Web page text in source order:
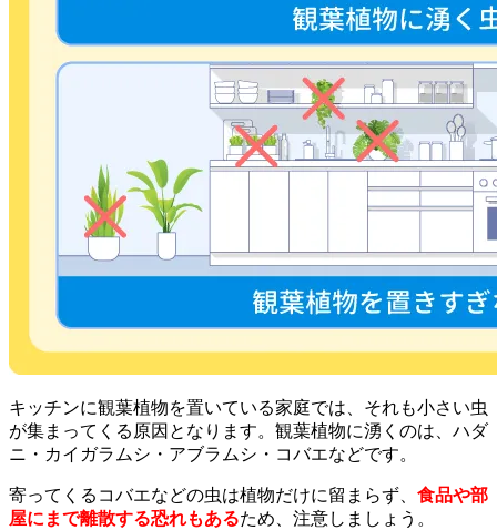
キッチンに観葉植物を置いている家庭では、それも小さい虫
が集まってくる原因となります。観葉植物に湧くのは、ハダ
ニ・カイガラムシ・アブラムシ・コバエなどです。
寄ってくるコバエなどの虫は植物だけに留まらず、 食品や部
屋にまで離散する恐れもあるため、注意しましょう。